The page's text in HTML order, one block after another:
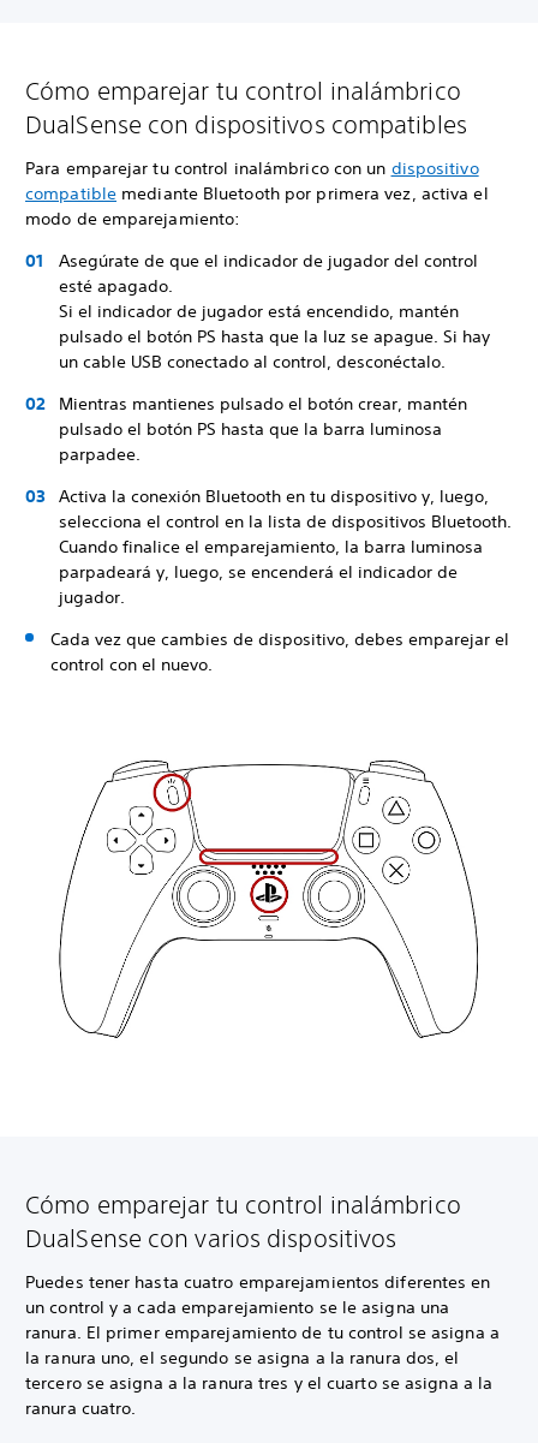
Cómo emparejar tu control inalámbrico
DualSense con dispositivos compatibles
Para emparejar tu control inalámbrico con un dispositivo
compatible mediante Bluetooth por primera vez, activa el
modo de emparejamiento:
Asegúrate de que el indicador de jugador del control
esté apagado.
Si el indicador de jugador está encendido, mantén
pulsado el botón PS hasta que la luz se apague. Si hay
un cable USB conectado al control, desconéctalo.
Mientras mantienes pulsado el botón crear, mantén
pulsado el botón PS hasta que la barra luminosa
parpadee.
Activa la conexión Bluetooth en tu dispositivo y, luego,
selecciona el control en la lista de dispositivos Bluetooth.
Cuando finalice el emparejamiento, la barra luminosa
parpadeará y, luego, se encenderá el indicador de
jugador.
Cada vez que cambies de dispositivo, debes emparejar el
control con el nuevo.
Cómo emparejar tu control inalámbrico
DualSense con varios dispositivos
Puedes tener hasta cuatro emparejamientos diferentes en
un control y a cada emparejamiento se le asigna una
ranura. El primer emparejamiento de tu control se asigna a
la ranura uno, el segundo se asigna a la ranura dos, el
tercero se asigna a la ranura tres y el cuarto se asigna a la
ranura cuatro.